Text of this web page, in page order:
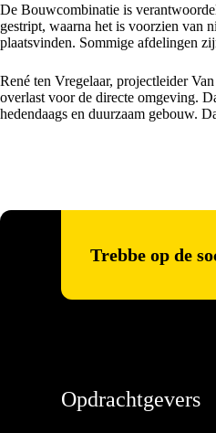
De Bouwcombinatie is
gestript, waarna het is voorzien van
plaatsvinden. Sommige afdelingen
René ten Vregelaar, projectleider
overlast voor de directe omgeving.
hedendaags en duurzaam gebouw.
Trebbe op de
Opdrachtgevers